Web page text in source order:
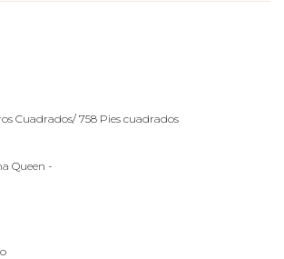
Cuadrados/ 758 Pies cuadrados
Queen -